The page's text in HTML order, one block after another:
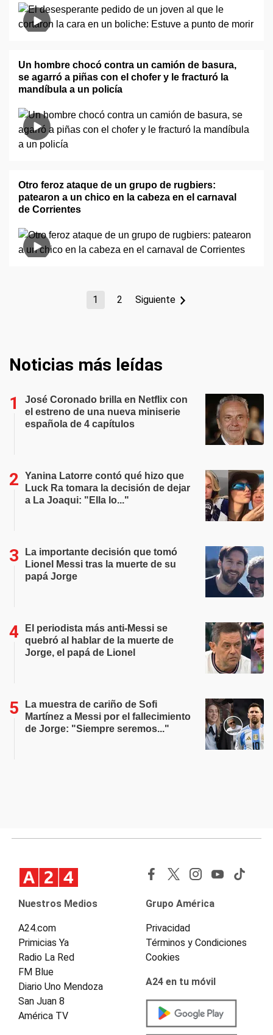
Un hombre chocó contra un camión de basura,
se agarró a piñas con el chofer y le fracturó la
mandíbula a un policía
Otro feroz ataque de un grupo de rugbiers:
patearon a un chico en la cabeza en el carnaval
de Corrientes
1 2 Siguiente
Noticias más leídas
José Coronado brilla en Netflix con
el estreno de una nueva miniserie
española de 4 capítulos
Yanina Latorre contó qué hizo que
Luck Ra tomara la decisión de dejar
a La Joaqui: "Ella lo..."
La importante decisión que tomó
Lionel Messi tras la muerte de su
papá Jorge
El periodista más anti-Messi se
quebró al hablar de la muerte de
Jorge, el papá de Lionel
La muestra de cariño de Sofi
Martínez a Messi por el fallecimiento
de Jorge: "Siempre seremos..."
Nuestros Medios
A24.com
Primicias Ya
Radio La Red
FM Blue
Diario Uno Mendoza
San Juan 8
América TV
Grupo América
Privacidad
Términos y Condiciones
Cookies
A24 en tu móvil